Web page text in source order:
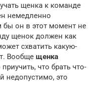
щенка к команде
немедленно
бы он в этот момент не
щенок должен как
схватить какую-
Вообще щенка
что брать что-
недопустимо, это